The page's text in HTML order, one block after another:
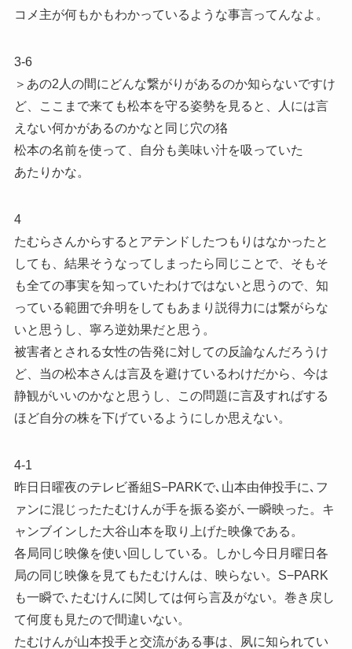
コメ主が何もかもわかっているような事言ってんなよ。
3-6
＞あの2人の間にどんな繋がりがあるのか知らないですけ
ど、ここまで来ても松本を守る姿勢を見ると、人には言
えない何かがあるのかなと同じ穴の狢
松本の名前を使って、自分も美味い汁を吸っていた
あたりかな。
4
たむらさんからするとアテンドしたつもりはなかったと
しても、結果そうなってしまったら同じことで、そもそ
も全ての事実を知っていたわけではないと思うので、知
っている範囲で弁明をしてもあまり説得力には繋がらな
いと思うし、寧ろ逆効果だと思う。
被害者とされる女性の告発に対しての反論なんだろうけ
ど、当の松本さんは言及を避けているわけだから、今は
静観がいいのかなと思うし、この問題に言及すればする
ほど自分の株を下げているようにしか思えない。
4-1
昨日日曜夜のテレビ番組S−PARKで､山本由伸投手に､フ
ァンに混じったたむけんが手を振る姿が､一瞬映った。キ
ャンブインした大谷山本を取り上げた映像である。
各局同じ映像を使い回ししている。しかし今日月曜日各
局の同じ映像を見てもたむけんは、映らない。S−PARK
も一瞬で､たむけんに関しては何ら言及がない。巻き戻し
て何度も見たので間違いない。
たむけんが山本投手と交流がある事は、夙に知られてい